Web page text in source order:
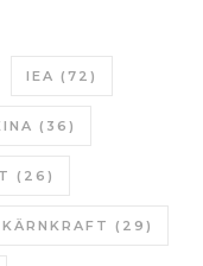
IEA (72)
(36)
(26)
KÄRNKRAFT (29)